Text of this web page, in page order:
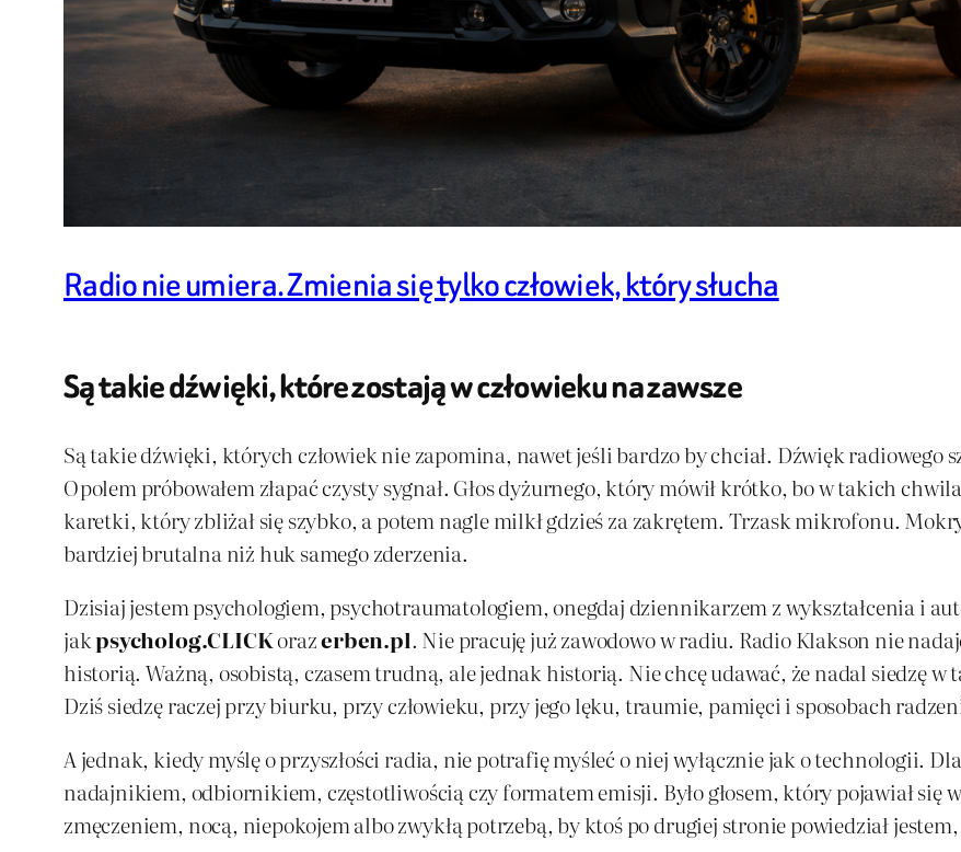
Radio nie umiera. Zmienia się tylko człowiek, który słucha
Są takie dźwięki, które zostają w człowieku na zawsze
Są takie dźwięki, których człowiek nie zapomina, nawet jeśli bardzo by chciał. Dźwięk radiowego
Opolem próbowałem złapać czysty sygnał. Głos dyżurnego, który mówił krótko, bo w takich
karetki, który zbliżał się szybko, a potem nagle milkł gdzieś za zakrętem. Trzask mikrofonu.
bardziej brutalna niż huk samego zderzenia.
Dzisiaj jestem psychologiem, psychotraumatologiem, onegdaj dziennikarzem z wykształcenia i
jakpsycholog.CLICKorazerben.pl. Nie pracuję już zawodowo w radiu. Radio Klakson nie
historią. Ważną, osobistą, czasem trudną, ale jednak historią. Nie chcę udawać, że nadal siedzę
Dziś siedzę raczej przy biurku, przy człowieku, przy jego lęku, traumie, pamięci i sposobach
A jednak, kiedy myślę o przyszłości radia, nie potrafię myśleć o niej wyłącznie jak o technologii.
nadajnikiem, odbiornikiem, częstotliwością czy formatem emisji. Było głosem, który pojawiał się
zmęczeniem, nocą, niepokojem albo zwykłą potrzebą, by ktoś po drugiej stronie powiedział